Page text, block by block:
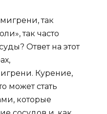
так
так часто
Ответ на этот
Курение,
может стать
которые